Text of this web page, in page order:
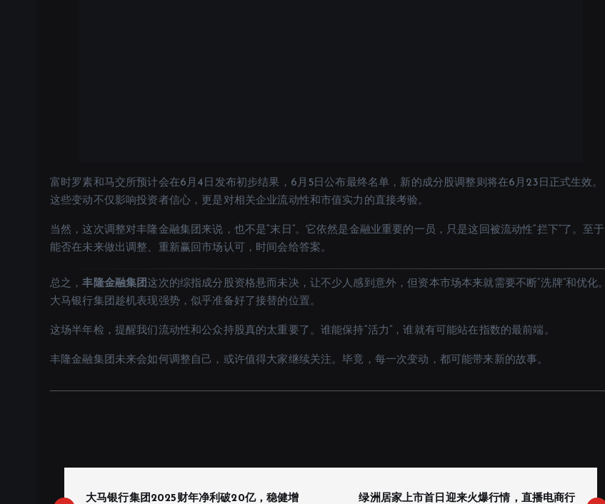
富时罗素和马交所预计会在6月4日发布初步结果，6月5日公布最终名单，新的成分股调整则将在6月23日正式生效。
这些变动不仅影响投资者信心，更是对相关企业流动性和市值实力的直接考验。
当然，这次调整对丰隆金融集团来说，也不是“末日”。它依然是金融业重要的一员，只是这回被流动性“拦下”了。至于
能否在未来做出调整、重新赢回市场认可，时间会给答案。
总之，丰隆金融集团这次的综指成分股资格悬而未决，让不少人感到意外，但资本市场本来就需要不断“洗牌”和优化。
大马银行集团趁机表现强势，似乎准备好了接替的位置。
这场半年检，提醒我们流动性和公众持股真的太重要了。谁能保持“活力”，谁就有可能站在指数的最前端。
丰隆金融集团未来会如何调整自己，或许值得大家继续关注。毕竟，每一次变动，都可能带来新的故事。
o
大马银行集团2025财年净利破20亿，稳健增 绿洲居家上市首日迎来火爆行情，直播电商行